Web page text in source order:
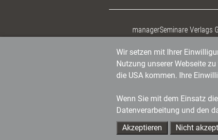
managerSeminare Verlags
Wir setzen mit Ihrer
Nutzung unserer Webseite
die USA kommen. Ihre
Wenn Sie mit dem Einsatz
Datenverarbeitung und den
Akzeptieren
Nicht